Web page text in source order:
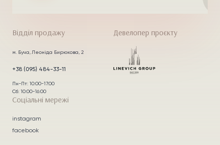
Відділ продажу
м. Буча, Леоніда Бирюкова, 2
+38 (095) 484-33-11
Пн-Пт: 10:00-17:00
Сб: 10:00-16:00
Соціальні мережі
instagram
facebook
Девелопер проєкту